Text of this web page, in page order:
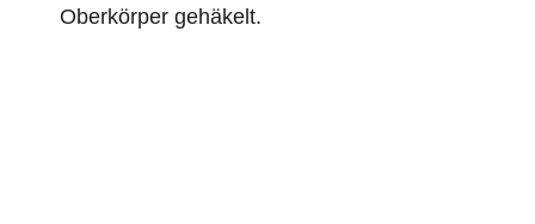
Oberkörper gehäkelt.